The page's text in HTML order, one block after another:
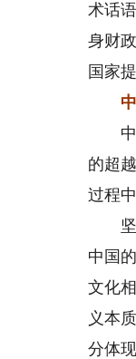
术话
身财
国家
中
中国
的超
过程
坚持
中国
文化
义本
分体